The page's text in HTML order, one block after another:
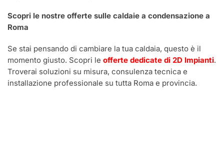
Scopri le nostre offerte sulle caldaie a condensazione a
Roma
Se stai pensando di cambiare la tua caldaia, questo è il
momento giusto. Scopri le offerte dedicate di 2D Impianti.
Troverai soluzioni su misura, consulenza tecnica e
installazione professionale su tutta Roma e provincia.